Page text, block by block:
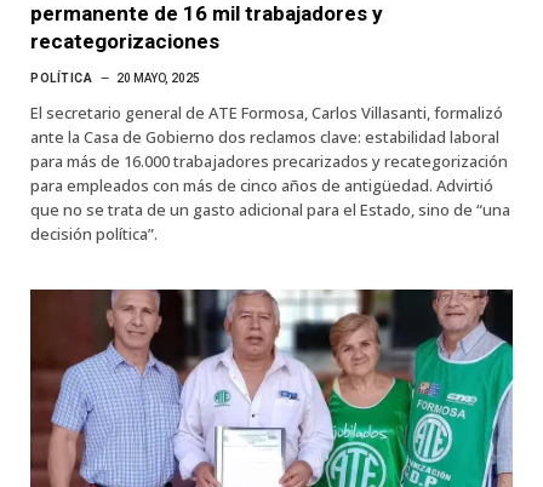
permanente de 16 mil trabajadores y
recategorizaciones
POLÍTICA 20 MAYO, 2025
El secretario general de ATE Formosa, Carlos Villasanti, formalizó
ante la Casa de Gobierno dos reclamos clave: estabilidad laboral
para más de 16.000 trabajadores precarizados y recategorización
para empleados con más de cinco años de antigüedad. Advirtió
que no se trata de un gasto adicional para el Estado, sino de “una
decisión política”.